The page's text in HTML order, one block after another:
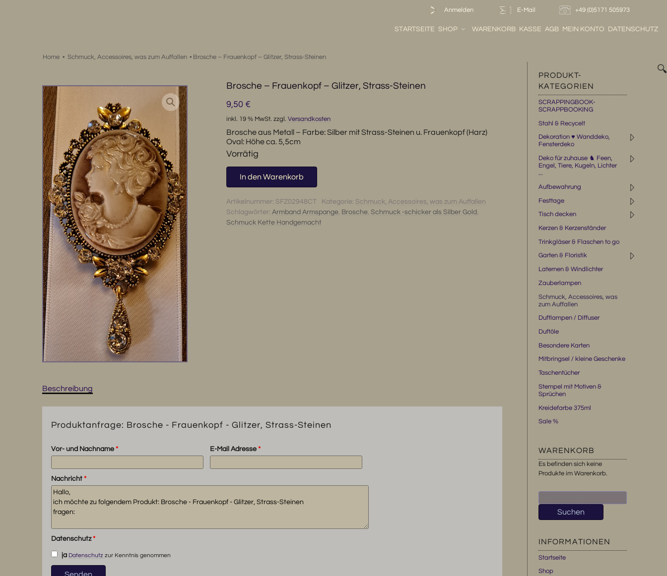
Anmelden E-Mail +49 (0)5171 505973
STARTSEITE SHOP WARENKORB KASSE AGB MEIN KONTO DATENSCHUTZ
Home • Schmuck, Accessoires, was zum Auffallen • Brosche – Frauenkopf – Glitzer, Strass-Steinen
🔍
Brosche – Frauenkopf – Glitzer, Strass-Steinen
9,50 €
inkl. 19 % MwSt. zzgl. Versandkosten
Brosche aus Metall – Farbe: Silber mit Strass-Steinen u. Frauenkopf (Harz)
Oval: Höhe ca. 5,5cm
Vorrätig
-
Glitzer,
Strass-
In den Warenkorb
Artikelnummer: SFZ02948CT Kategorie: Schmuck, Accessoires, was zum Auffallen
Schlagwörter: Armband Armspange, Brosche, Schmuck -schicker als Silber Gold,
Schmuck Kette Handgemacht
Beschreibung
Produktanfrage: Brosche - Frauenkopf - Glitzer, Strass-Steinen
Vor- und Nachname* E-Mail Adresse*
Nachricht*
Datenschutz*
ja Datenschutzzur Kenntnis genommen
PRODUKT-
KATEGORIEN
SCRAPPINGBOOK-
SCRAPPBOOKING
Stahl & Recycelt
◹
Dekoration ♥ Wanddeko,
Fensterdeko
◹
Deko für zuhause ♞ Feen,
Engel, Tiere, Kugeln, Lichter
...
◹
Aufbewahrung
◹
Festtage
◹
Tisch decken
Kerzen & Kerzenständer
Trinkgläser & Flaschen to go
◹
Garten & Floristik
Laternen & Windlichter
Zauberlampen
Schmuck, Accessoires, was
zum Auffallen
Duftlampen / Diffuser
Duftöle
Besondere Karten
Mitbringsel / kleine Geschenke
Taschentücher
Stempel mit Motiven &
Sprüchen
Kreidefarbe 375ml
Sale %
WARENKORB
Es befinden sich keine
Produkte im Warenkorb.
nach:
Suchen
INFORMATIONEN
Startseite
Shop